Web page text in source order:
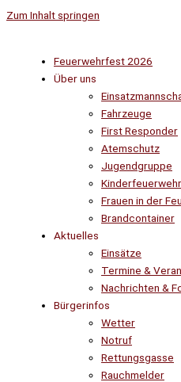
Zum Inhalt springen
Feuerwehrfest 2026
Über uns
Fahrzeuge
First Responder
Atemschutz
Jugendgruppe
Kinderfeuerwehr
Frauen in der
Brandcontainer
Aktuelles
Einsätze
Termine &
Nachrichten &
Bürgerinfos
Wetter
Notruf
Rettungsgasse
Rauchmelder